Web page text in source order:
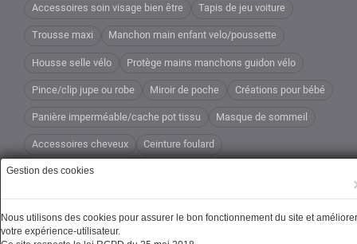
Accessoires soin visage bien être
Tapis de jeu voiture
Trousse maxi
Manchon main enfant velo/poussette
Housse selle vélo
Protège mains manchons guidon vélo
Pince/clip jupe ou robe
Miroir de poche
Créations pour bébé
Panière imperméable/cache pot tissu
Masque de sommeil
Accessoires cheveux
Ceinture foulard
Tous les étuis et pochettes
Montre foulard bracelet tissu à nouer
Gestion des cookies
Nous utilisons des cookies pour assurer le bon fonctionnement du site et améliorer
votre expérience-utilisateur.